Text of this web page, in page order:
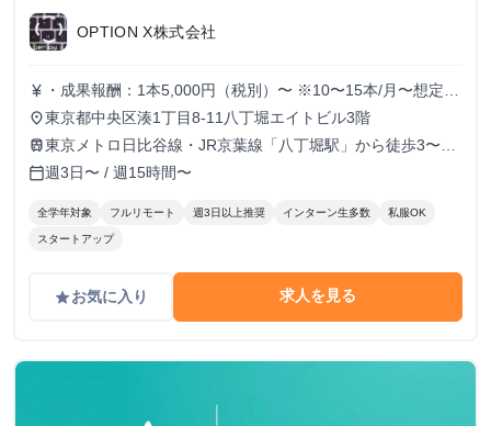
OPTION X株式会社
currency_yen ・成果報酬：1本5,000円（税別）〜 ※10〜15本/月〜想定
※経験、実績、能力等によって変動 ※トライアル期間の場
合変動あり
place東京都中央区湊1丁目8-11八丁堀エイトビル3階
train東京メトロ日比谷線・JR京葉線「八丁堀駅」から徒歩3〜6
分
calendar_today週3日〜 / 週15時間〜
全学年対象 フルリモート 週3日以上推奨 インターン生多数 私服OK
スタートアップ
gradeお気に入り 求人を見る